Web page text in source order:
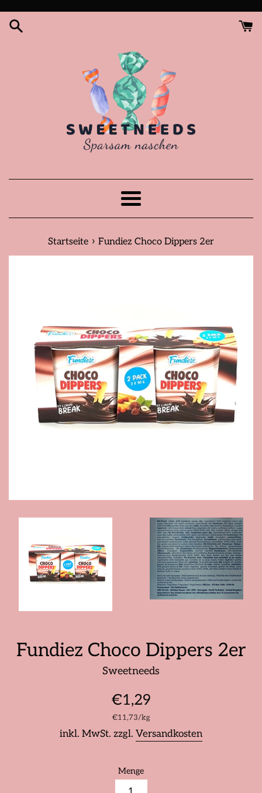
zum
Menü
Startseite › Fundiez Choco Dippers 2er
Fundiez Choco Dippers 2er
Sweetneeds
Normaler
Preis
€1,29
Stückpreis
€11,73/pro
kg
inkl. MwSt. zzgl. Versandkosten
Menge